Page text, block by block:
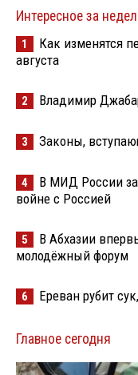
Интересное за
1
Как изменятся
августа
2 Владимир
3 Законы,
4
В МИД России
войне с Россией
5
В Абхазии
молодёжный форум
6 Ереван рубит
Главное сегодня